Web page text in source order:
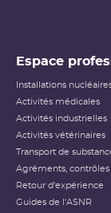
Espace
Installations
Activités médicales
Activités industrielles
Activités vétérinaires
Transport de
Agréments,
Retour d'expérience
Guides de l'ASNR